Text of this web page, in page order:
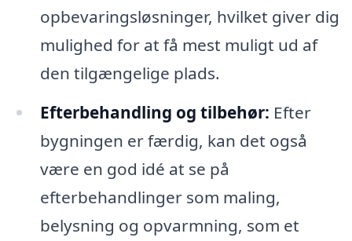
opbevaringsløsninger, hvilket giver dig
mulighed for at få mest muligt ud af
den tilgængelige plads.
Efterbehandling og tilbehør: Efter
bygningen er færdig, kan det også
være en god idé at se på
efterbehandlinger som maling,
belysning og opvarmning, som et